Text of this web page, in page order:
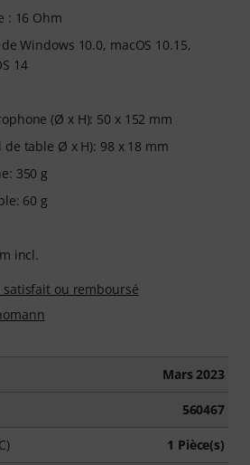
expédiée, vous recevrez
code d'activation par e-mail.
fin automatiquement après 90
: 16 Ohm
Windows 10.0, macOS 10.15,
14
(Ø x H): 50 x 152 mm
table Ø x H): 98 x 18 mm
350 g
60 g
incl.
satisfait ou remboursé
Mars 2023
560467
1 Pièce(s)